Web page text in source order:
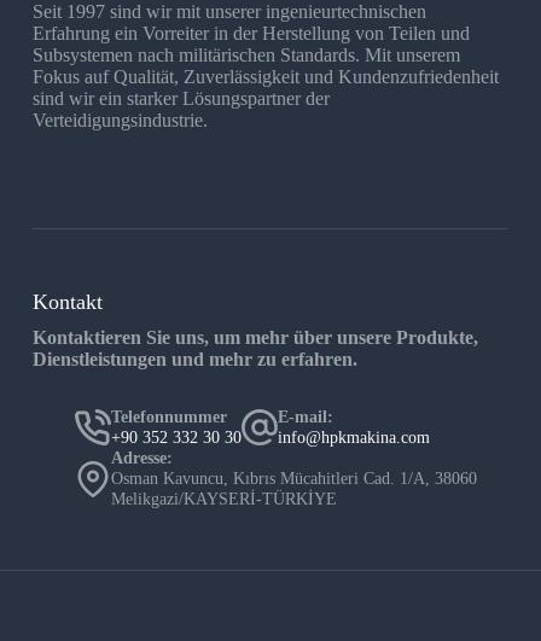
Seit 1997 sind wir mit unserer ingenieurtechnischen
Erfahrung ein Vorreiter in der Herstellung von Teilen und
Subsystemen nach militärischen Standards. Mit unserem
Fokus auf Qualität, Zuverlässigkeit und Kundenzufriedenheit
sind wir ein starker Lösungspartner der
Verteidigungsindustrie.
Kontakt
Kontaktieren Sie uns, um mehr über unsere Produkte,
Dienstleistungen und mehr zu erfahren.
Telefonnummer
+90 352 332 30 30
E-mail:
info@hpkmakina.com
Adresse:
Osman Kavuncu, Kıbrıs Mücahitleri Cad. 1/A, 38060
Melikgazi/KAYSERİ-TÜRKİYE